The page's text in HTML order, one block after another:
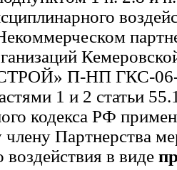
П-НП ГКС-06-
1 и 2 статьи
кодекса РФ
Партнерства
воздействия в виде